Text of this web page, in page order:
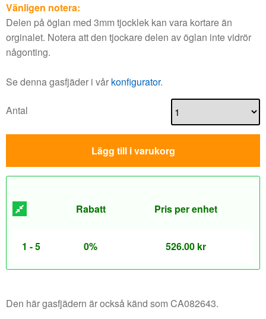
Vänligen notera:
Delen på öglan med 3mm tjocklek kan vara kortare än
orginalet. Notera att den tjockare delen av öglan inte vidrör
någonting.
Se denna gasfjäder i vår konfigurator.
Antal
Lägg till i varukorg
Rabatt Pris per enhet
1 - 5 0% 526.00 kr
Den här gasfjädern är också känd som CA082643.